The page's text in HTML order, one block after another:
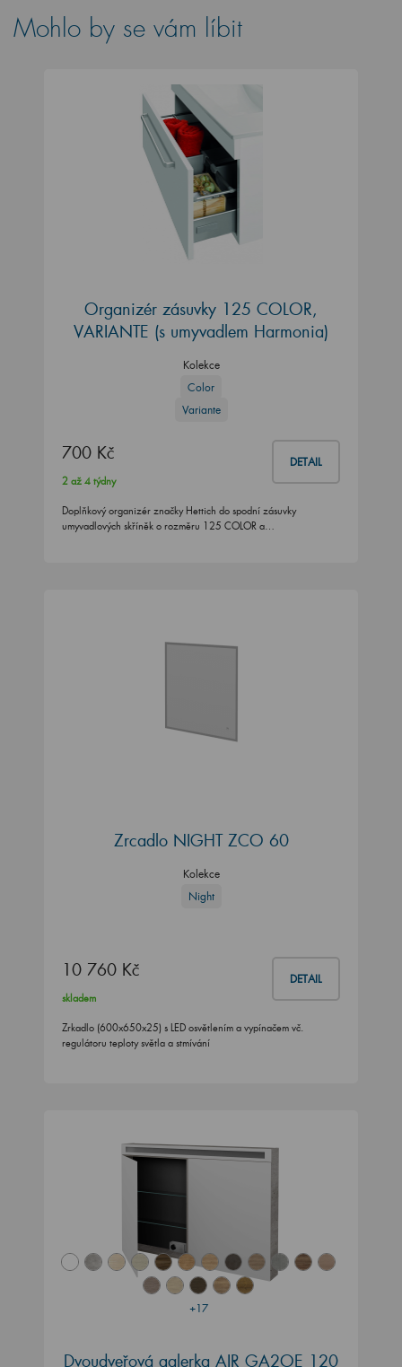
Mohlo by se vám líbit
Organizér zásuvky 125 COLOR,
VARIANTE (s umyvadlem Harmonia)
Kolekce
Color
Variante
700 Kč DETAIL
2 až 4 týdny
Doplňkový organizér značky Hettich do spodní zásuvky
umyvadlových skříněk o rozměru 125 COLOR a…
Zrcadlo NIGHT ZCO 60
Kolekce
Night
10 760 Kč DETAIL
skladem
Zrkadlo (600x650x25) s LED osvětlením a vypínačem vč.
regulátoru teploty světla a stmívání
+17
Dvoudveřová galerka AIR GA2OE 120